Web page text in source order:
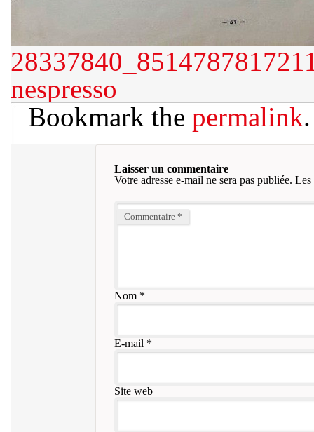
nespresso
Bookmark the permalink.
Laisser un commentaire
Votre adresse e-mail ne sera pas publiée. Les
Commentaire *
Nom*
E-mail *
Site web